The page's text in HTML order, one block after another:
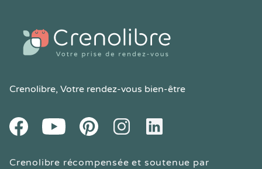
Crenolibre, Votre rendez-vous bien-être
FacebookYoutube PinteresetInstagramLinkedIn
Crenolibre récompensée et soutenue par